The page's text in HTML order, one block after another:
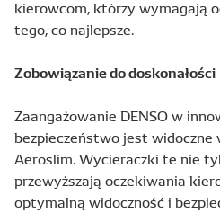
kierowcom, którzy wymagają
tego, co najlepsze.
Zobowiązanie do doskonałości
Zaangażowanie DENSO w
bezpieczeństwo jest
Aeroslim. Wycieraczki te nie
przewyższają oczekiwania
optymalną widoczność i